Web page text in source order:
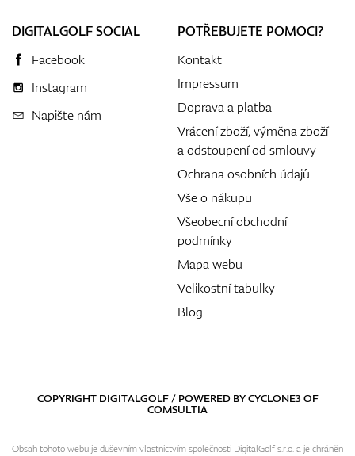
DIGITALGOLF SOCIAL
Facebook
Instagram
Napište nám
POTŘEBUJETE POMOCI?
Kontakt
Impressum
Doprava a platba
Vrácení zboží, výměna zboží
a odstoupení od smlouvy
Ochrana osobních údajů
Vše o nákupu
Všeobecní obchodní
podmínky
Mapa webu
Velikostní tabulky
Blog
COPYRIGHT DIGITALGOLF / POWERED BYCYCLONE3OF
COMSULTIA
Obsah tohoto webu je duševním vlastnictvím společnosti DigitalGolf s.r.o. a je chráněn